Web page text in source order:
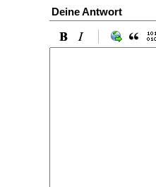
Deine Antwort